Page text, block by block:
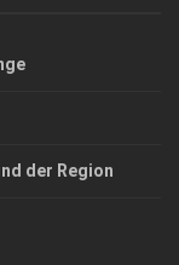
der Region